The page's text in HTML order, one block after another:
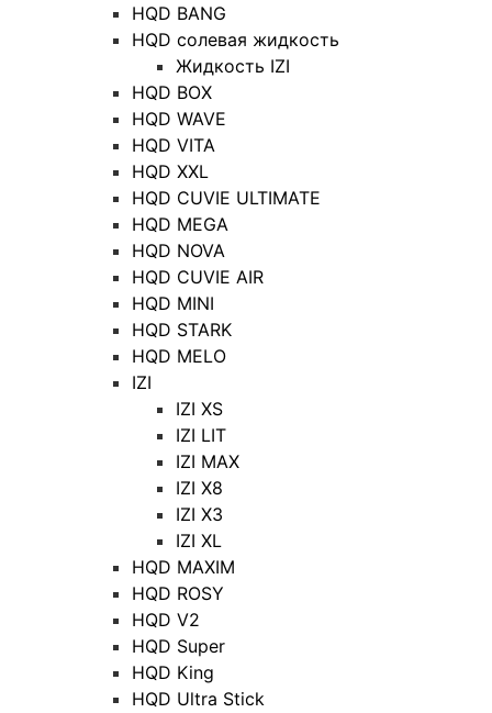
HQD BANG
HQD солевая жидкость
Жидкость IZI
HQD BOX
HQD WAVE
HQD VITA
HQD XXL
HQD CUVIE ULTIMATE
HQD MEGA
HQD NOVA
HQD CUVIE AIR
HQD MINI
HQD STARK
HQD MELO
IZI
IZI XS
IZI LIT
IZI MAX
IZI X8
IZI X3
IZI XL
HQD MAXIM
HQD ROSY
HQD V2
HQD Super
HQD King
HQD Ultra Stick